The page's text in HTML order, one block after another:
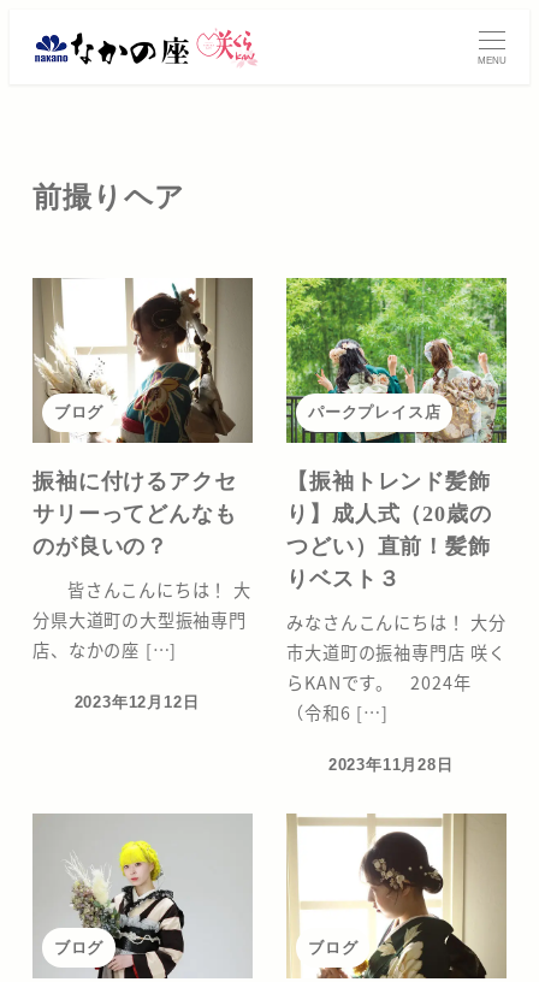
MENU
前撮りヘア
ブログ
振袖に付けるアクセ
サリーってどんなも
のが良いの？
皆さんこんにちは！ 大
分県大道町の大型振袖専門
店、なかの座 […]
投稿日
2023年12月12日
パークプレイス店
【振袖トレンド髪飾
り】成人式（20歳の
つどい）直前！髪飾
りベスト３
みなさんこんにちは！ 大分
市大道町の振袖専門店 咲く
らKANです。 2024年
（令和6 […]
投稿日
2023年11月28日
ブログ ブログ